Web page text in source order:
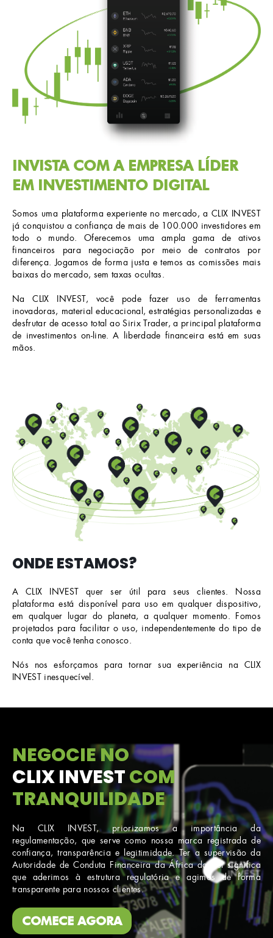
INVISTA COM A EMPRESA LÍDER
EM INVESTIMENTO DIGITAL
Somos uma plataforma experiente no mercado, a CLIX INVEST
já conquistou a confiança de mais de 100.000 investidores em
todo o mundo. Oferecemos uma ampla gama de ativos
financeiros para negociação por meio de contratos por
diferença. Jogamos de forma justa e temos as comissões mais
baixas do mercado, sem taxas ocultas.
Na CLIX INVEST, você pode fazer uso de ferramentas
inovadoras, material educacional, estratégias personalizadas e
desfrutar de acesso total ao Sirix Trader, a principal plataforma
de investimentos on-line. A liberdade financeira está em suas
mãos.
ONDE ESTAMOS?
A CLIX INVEST quer ser útil para seus clientes. Nossa
plataforma está disponível para uso em qualquer dispositivo,
em qualquer lugar do planeta, a qualquer momento. Fomos
projetados para facilitar o uso, independentemente do tipo de
conta que você tenha conosco.
Nós nos esforçamos para tornar sua experiência na CLIX
INVEST inesquecível.
NEGOCIE NO
CLIX INVESTCOM
TRANQUILIDADE
Na CLIX INVEST, priorizamos a importância da
regulamentação, que serve como nossa marca registrada de
confiança, transparência e legitimidade. Ter a supervisão da
Autoridade de Conduta Financeira da África do Sul significa
que aderimos à estrutura regulatória e agimos de forma
transparente para nossos clientes.
COMECE AGORA